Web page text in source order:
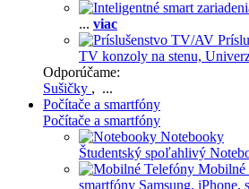
... viac
TV konzoly na stenu,
Odporúčame:
Sušičky , ...
Počítače a smartfóny
Počítače a smartfóny
Notebooky
Študentský spoľahlivý
Mobilné
smartfóny Samsung, iPhone,